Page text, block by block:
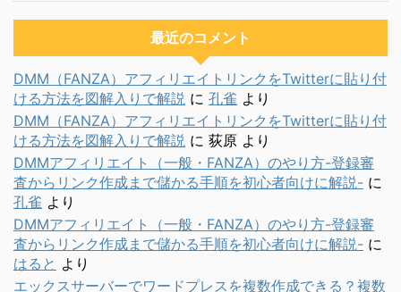
最近のコメント
DMM（FANZA）アフィリエイトリンクをTwitterに貼り付
ける方法を図解入りで解説 に 孔雀 より
DMM（FANZA）アフィリエイトリンクをTwitterに貼り付
ける方法を図解入りで解説 に 荻原 より
DMMアフィリエイト（一般・FANZA）のやり方-登録審
査からリンク作成まで儲かる手順を初心者向けに解説- に
孔雀 より
DMMアフィリエイト（一般・FANZA）のやり方-登録審
査からリンク作成まで儲かる手順を初心者向けに解説- に
はると より
エックスサーバーでワードプレスを複数作成できる？複数